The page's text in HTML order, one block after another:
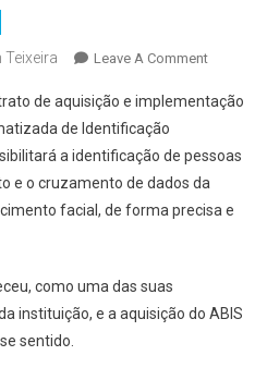
Teixeira Leave A CommentOn
ABIS
POLÍCIA
FEDERAL
É
de aquisição e implementação
de Identificação
a identificação de pessoas
e o cruzamento de dados da
facial, de forma precisa e
como uma das suas
instituição, e a aquisição do ABIS
sentido.